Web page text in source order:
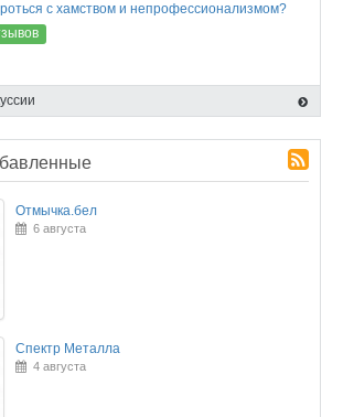
с хамством и непрофессионализмом?
Отмычка.бел
6 августа
Спектр Металла
4 августа